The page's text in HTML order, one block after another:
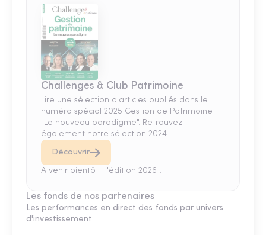
Challenges & Club Patrimoine
Lire une sélection d'articles publiés dans le
numéro spécial 2025 Gestion de Patrimoine
"Le nouveau paradigme". Retrouvez
également notre sélection 2024.
Découvrir
A venir bientôt : l'édition 2026 !
Les fonds de nos partenaires
Les performances en direct des fonds par univers
d'investissement